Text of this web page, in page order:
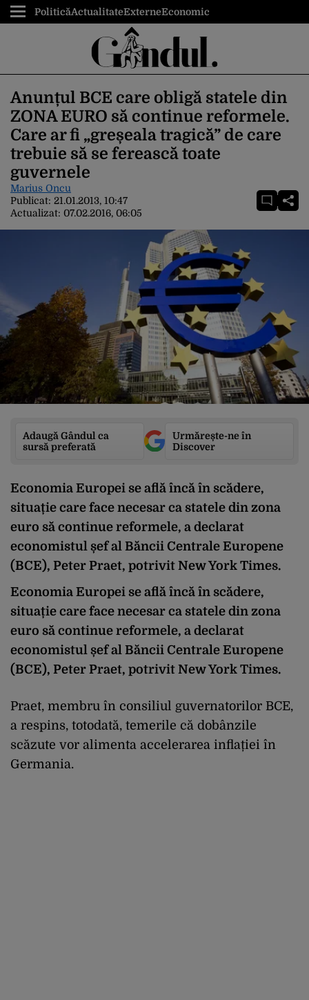
PoliticăActualitateExterneEconomic
Anunțul BCE care obligă statele din
ZONA EURO să continue reformele.
Care ar fi „greșeala tragică” de care
trebuie să se ferească toate
guvernele
Marius Oncu
Publicat: 21.01.2013, 10:47
Actualizat: 07.02.2016, 06:05
Adaugă Gândul ca
sursă preferată
Urmărește-ne în
Discover
Economia Europei se află încă în scădere,
situație care face necesar ca statele din zona
euro să continue reformele, a declarat
economistul șef al Băncii Centrale Europene
(BCE), Peter Praet, potrivit New York Times.
Economia Europei se află încă în scădere,
situație care face necesar ca statele din zona
euro să continue reformele, a declarat
economistul șef al Băncii Centrale Europene
(BCE), Peter Praet, potrivit New York Times.
Praet, membru în consiliul guvernatorilor BCE,
a respins, totodată, temerile că dobânzile
scăzute vor alimenta accelerarea inflației în
Germania.